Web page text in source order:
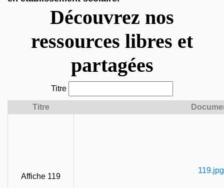
Découvrez nos
ressources libres et
partagées
Titre
Titre
Affiche 119
119.jpg